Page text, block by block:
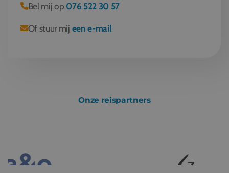
Bel mij op 076 522 30 57
Of stuur mij een e-mail
Onze reispartners